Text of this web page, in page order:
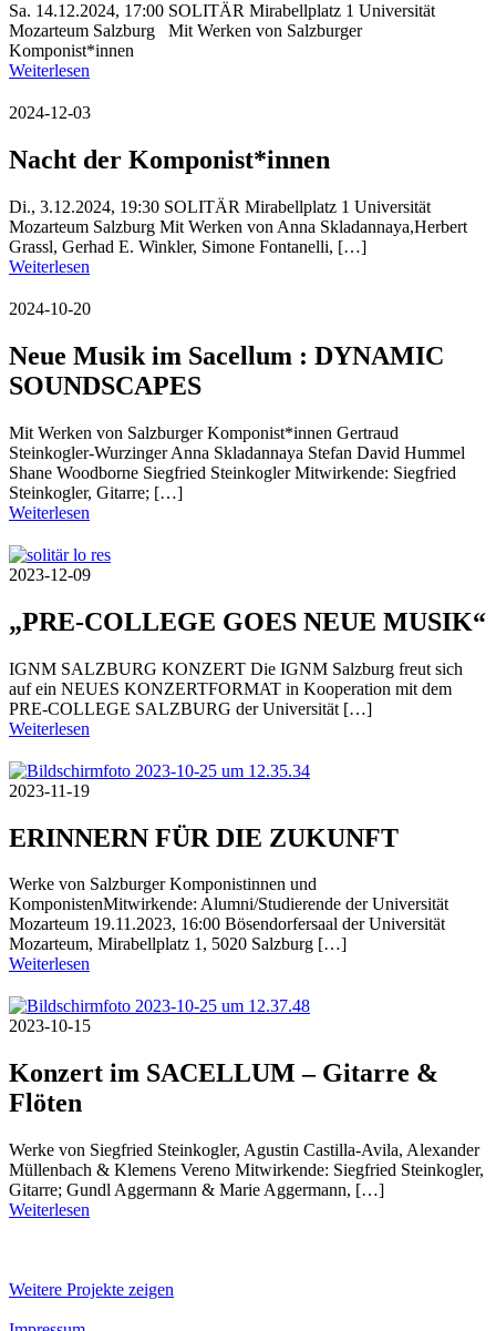
Sa. 14.12.2024, 17:00 SOLITÄR Mirabellplatz 1 Universität
Mozarteum Salzburg Mit Werken von Salzburger
Komponist*innen
Weiterlesen
2024-12-03
Nacht der Komponist*innen
Di., 3.12.2024, 19:30 SOLITÄR Mirabellplatz 1 Universität
Mozarteum Salzburg Mit Werken von Anna Skladannaya,Herbert
Grassl, Gerhad E. Winkler, Simone Fontanelli, […]
Weiterlesen
2024-10-20
Neue Musik im Sacellum : DYNAMIC
SOUNDSCAPES
Mit Werken von Salzburger Komponist*innen Gertraud
Steinkogler-Wurzinger Anna Skladannaya Stefan David Hummel
Shane Woodborne Siegfried Steinkogler Mitwirkende: Siegfried
Steinkogler, Gitarre; […]
Weiterlesen
2023-12-09
„PRE-COLLEGE GOES NEUE MUSIK“
IGNM SALZBURG KONZERT Die IGNM Salzburg freut sich
auf ein NEUES KONZERTFORMAT in Kooperation mit dem
PRE-COLLEGE SALZBURG der Universität […]
Weiterlesen
2023-11-19
ERINNERN FÜR DIE ZUKUNFT
Werke von Salzburger Komponistinnen und
KomponistenMitwirkende: Alumni/Studierende der Universität
Mozarteum 19.11.2023, 16:00 Bösendorfersaal der Universität
Mozarteum, Mirabellplatz 1, 5020 Salzburg […]
Weiterlesen
2023-10-15
Konzert im SACELLUM – Gitarre &
Flöten
Werke von Siegfried Steinkogler, Agustin Castilla-Avila, Alexander
Müllenbach & Klemens Vereno Mitwirkende: Siegfried Steinkogler,
Gitarre; Gundl Aggermann & Marie Aggermann, […]
Weiterlesen
Weitere Projekte zeigen